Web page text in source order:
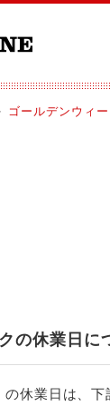
画
式
ゴールデンウィ
の休業日に
休業日は、